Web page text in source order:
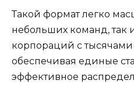
Такой формат легко
небольших команд, так
корпораций с тысячами
обеспечивая единые
эффективное